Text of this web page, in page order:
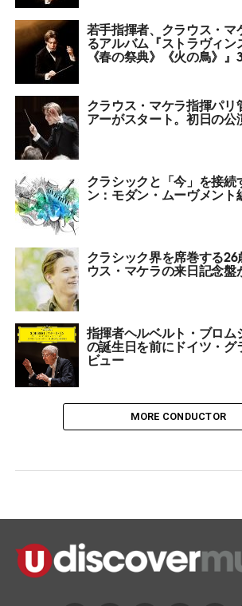
若手指揮者、クラウス・マ
るアルバム『ストラヴィ
《春の祭典》《火の鳥》
クラウス・マケラ指揮パ
アーがスタート。初日の
クラシックと「今」を接続
ン：モダン・ムーヴメント
クラシック界を席巻する
ウス・マケラの来日記念
指揮者ヘルベルト・ブロ
の誕生日を前にドイツ・
ビュー
MORE CONDUCTOR